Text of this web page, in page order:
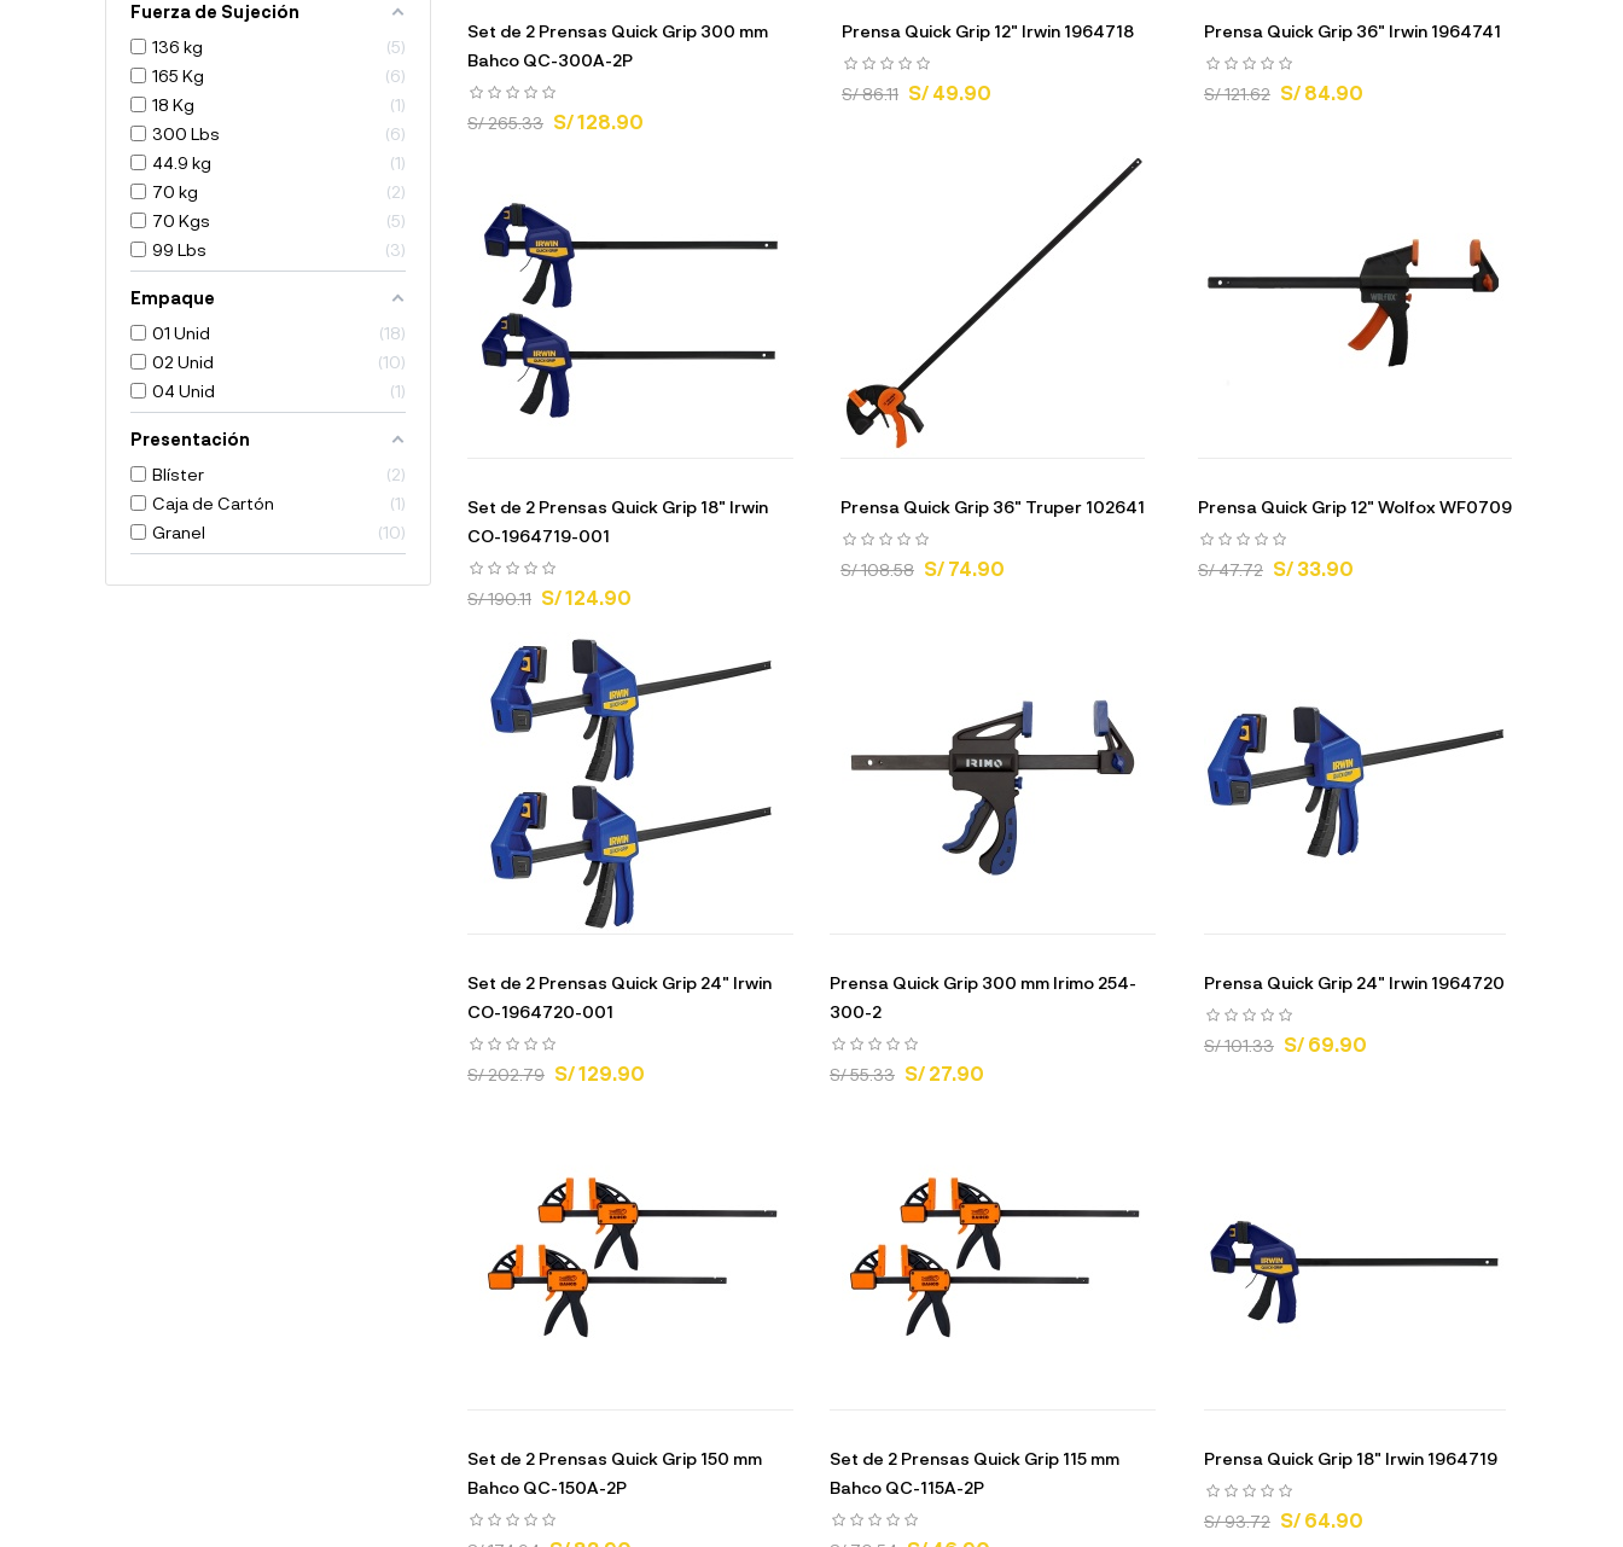
Fuerza de Sujeción
136 kg
5
165 Kg
6
18 Kg
1
300 Lbs
6
44.9 kg
1
70 kg
2
70 Kgs
5
99 Lbs
3
Empaque
01 Unid
18
02 Unid
10
04 Unid
1
Presentación
Blíster
2
Caja de Cartón
1
Granel
10
Set de 2 Prensas Quick Grip 300 mm
Bahco QC-300A-2P
S/ 265.33 S/ 128.90
Prensa Quick Grip 12" Irwin 1964718
S/ 86.11 S/ 49.90
Prensa Quick Grip 36" Irwin 1964741
S/ 121.62 S/ 84.90
Set de 2 Prensas Quick Grip 18" Irwin
CO-1964719-001
S/ 190.11 S/ 124.90
Prensa Quick Grip 36" Truper 102641
S/ 108.58 S/ 74.90
Prensa Quick Grip 12" Wolfox WF0709
S/ 47.72 S/ 33.90
Set de 2 Prensas Quick Grip 24" Irwin
CO-1964720-001
S/ 202.79 S/ 129.90
Prensa Quick Grip 300 mm Irimo 254-
300-2
S/ 55.33 S/ 27.90
Prensa Quick Grip 24" Irwin 1964720
S/ 101.33 S/ 69.90
Set de 2 Prensas Quick Grip 150 mm
Bahco QC-150A-2P
Set de 2 Prensas Quick Grip 115 mm
Bahco QC-115A-2P
Prensa Quick Grip 18" Irwin 1964719
S/ 93.72 S/ 64.90